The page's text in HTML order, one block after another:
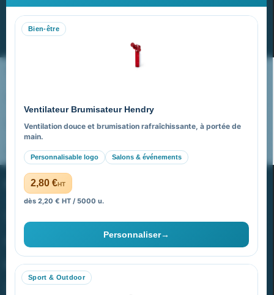
Bien-être
Ventilateur Brumisateur Hendry
Ventilation douce et brumisation rafraîchissante, à portée de
main.
Personnalisable logo Salons & événements
2,80 €HT
dès 2,20 € HT / 5000 u.
Personnaliser→
Sport & Outdoor
Recevez nos dernières nouvelles et nos offres spéciales
Nos expertises & accompagnement global
FAQ sur Promenoch Goodies Pub France
Pourquoi ça a marché à 100% pour moi ?
PROMENOCH GOODIES
40 rue Madeleine Michelis
92 200 Neuilly